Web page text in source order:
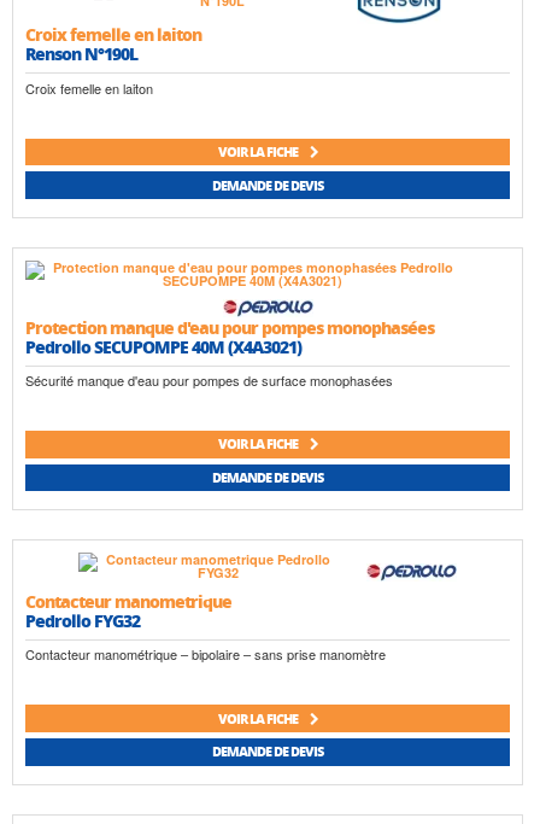
Croix femelle en laiton
Renson N°190L
Croix femelle en laiton
VOIR LA FICHE
DEMANDE DE DEVIS
Protection manque d'eau pour pompes monophasées
Pedrollo SECUPOMPE 40M (X4A3021)
Sécurité manque d'eau pour pompes de surface monophasées
VOIR LA FICHE
DEMANDE DE DEVIS
Contacteur manometrique
Pedrollo FYG32
Contacteur manométrique – bipolaire – sans prise manomètre
VOIR LA FICHE
DEMANDE DE DEVIS